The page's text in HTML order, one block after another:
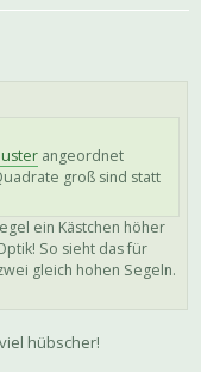
angeordnet
groß sind statt
ein Kästchen höher
So sieht das für
gleich hohen Segeln.
hübscher!